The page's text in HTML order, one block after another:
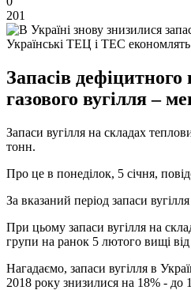
201
Українські ТЕЦ і ТЕС
Запасів
газового вугілля –
Запаси вугілля на складах
тонн.
Про це в понеділок, 5 січня,
За вказаний період запаси
При цьому запаси вугілля на
групи на ранок 5 лютого вищі
Нагадаємо, запаси вугілля в
2018 року знизилися на 18% - до